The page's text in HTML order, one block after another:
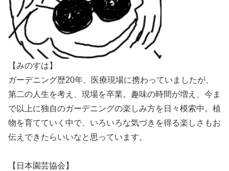
【みのすは】
ガーデニング歴20年、医療現場に携わっていましたが、
第二の人生を考え、現場を卒業。趣味の時間が増え、今ま
で以上に独自のガーデニングの楽しみ方を日々模索中。植
物を育てていく中で、いろいろな気づきを得る楽しさもお
伝えできたらいいなと思っています。
【日本園芸協会】